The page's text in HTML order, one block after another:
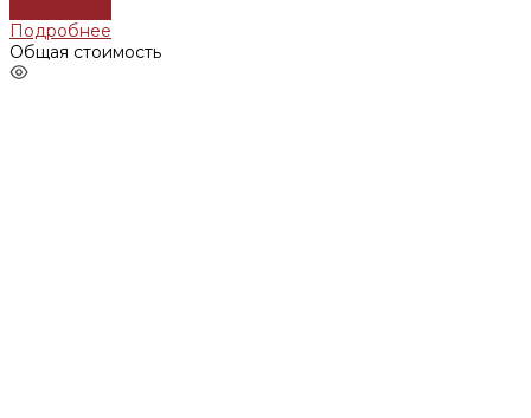
Подробнее
Общая стоимость